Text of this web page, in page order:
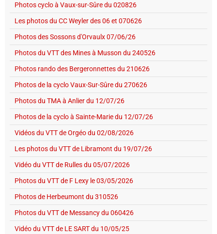
Photos cyclo à Vaux-sur-Sûre du 020826
Les photos du CC Weyler des 06 et 070626
Photos des Sossons d'Orvaulx 07/06/26
Photos du VTT des Mines à Musson du 240526
Photos rando des Bergeronnettes du 210626
Photos de la cyclo Vaux-Sur-Sûre du 270626
Photos du TMA à Anlier du 12/07/26
Photos de la cyclo à Sainte-Marie du 12/07/26
Vidéos du VTT de Orgéo du 02/08/2026
Les photos du VTT de Libramont du 19/07/26
Vidéo du VTT de Rulles du 05/07/2026
Photos du VTT de F Lexy le 03/05/2026
Photos de Herbeumont du 310526
Photos du VTT de Messancy du 060426
Vidéo du VTT de LE SART du 10/05/25